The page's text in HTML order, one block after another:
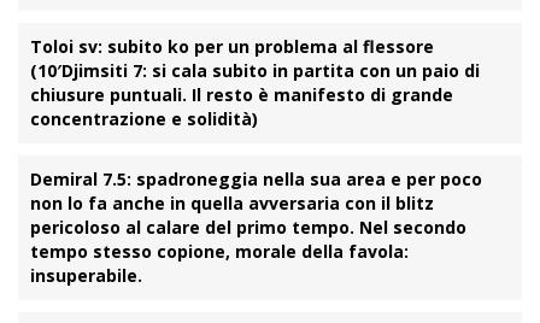
Toloi sv: subito ko per un problema al flessore
(10′Djimsiti 7: si cala subito in partita con un paio di
chiusure puntuali. Il resto è manifesto di grande
concentrazione e solidità)
Demiral 7.5: spadroneggia nella sua area e per poco
non lo fa anche in quella avversaria con il blitz
pericoloso al calare del primo tempo. Nel secondo
tempo stesso copione, morale della favola:
insuperabile.